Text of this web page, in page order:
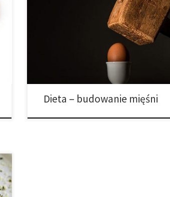
trzymać się ścisłego harmonogramu siłowego.
bez bólu, na pewno nie ma przyrostów.
kiedy podnosić ciężary, wywołujesz „mikro –
swoich włóknach mięśniowych. To powoduje,
organizm reaguje na te „urazy”, zastępując i
ostatecznie budując uszkodzoną tkankę
włóknami mięśniowymi. […]
Dieta – budowanie mięśni